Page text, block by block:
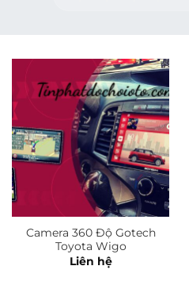
Camera 360 Độ Gotech
Toyota Wigo
Liên hệ